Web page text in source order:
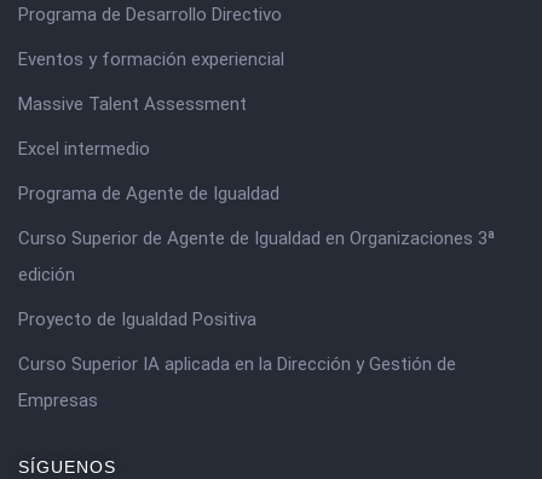
Programa de Desarrollo Directivo
Eventos y formación experiencial
Massive Talent Assessment
Excel intermedio
Programa de Agente de Igualdad
Curso Superior de Agente de Igualdad en Organizaciones 3ª
edición
Proyecto de Igualdad Positiva
Curso Superior IA aplicada en la Dirección y Gestión de
Empresas
SÍGUENOS